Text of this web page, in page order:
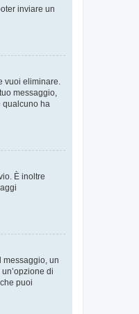
inviare un
vuoi eliminare.
messaggio,
qualcuno ha
È inoltre
messaggio, un
di
puoi